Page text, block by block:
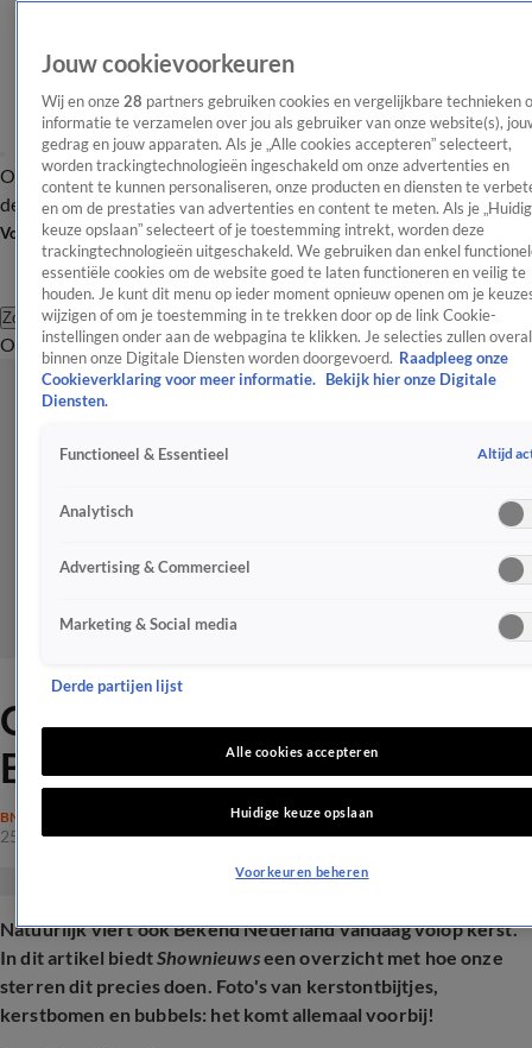
OverzichtAfleveringen Entertainment TV Algemeen
Tip
de redactieNieuwsbrief
Volg Shownieuws
Zoeken
OverzichtEntertainmentSpraakmakendRealityCrimeVideo's
Overzicht: Zo vieren de
BN'ers dit jaar kerst
BN'ERS
25 dec 2025, 12:12
Natuurlijk viert ook Bekend Nederland vandaag volop kerst.
In dit artikel biedtShownieuwseen overzicht met hoe onze
sterren dit precies doen. Foto's van kerstontbijtjes,
kerstbomen en bubbels: het komt allemaal voorbij!
Jouw cookievoorkeuren
Wij en onze 28 partners gebruiken cookies en vergelijkbare technieken
informatie te verzamelen over jou als gebruiker van onze website(s),
gedrag en jouw apparaten. Als je „Alle cookies accepteren” selecteert,
worden trackingtechnologieën ingeschakeld om onze advertenties en
content te kunnen personaliseren, onze producten en diensten te
en om de prestaties van advertenties en content te meten. Als je
keuze opslaan” selecteert of je toestemming intrekt, worden deze
trackingtechnologieën uitgeschakeld. We gebruiken dan enkel
essentiële cookies om de website goed te laten functioneren en veilig te
houden. Je kunt dit menu op ieder moment opnieuw openen om je
wijzigen of om je toestemming in te trekken door op de link Cookie-
instellingen onder aan de webpagina te klikken. Je selecties zullen overal
binnen onze Digitale Diensten worden doorgevoerd. Raadpleeg onze
Cookieverklaring voor meer informatie.
Bekijk hier onze Digitale
Diensten.
Functioneel & Essentieel Altijd
Analytisch
Advertising & Commercieel
Marketing & Social media
Derde partijen lijst
Alle cookies accepteren
Huidige keuze opslaan
Voorkeuren beheren